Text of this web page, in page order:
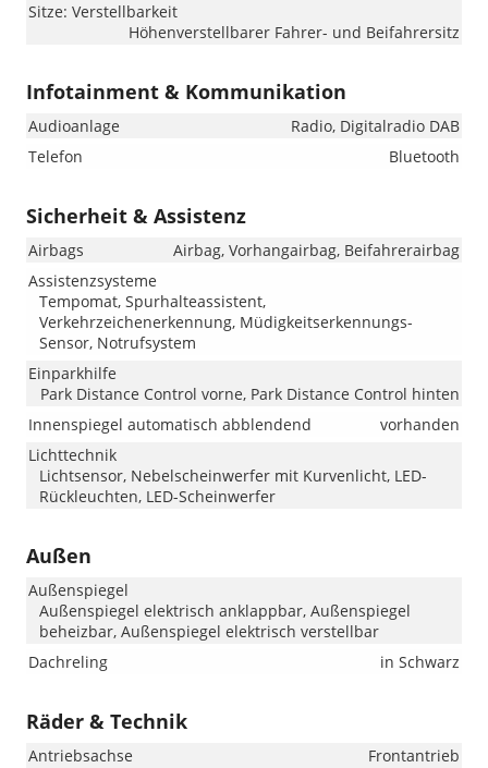
Sitze: Verstellbarkeit
Höhenverstellbarer Fahrer- und Beifahrersitz
Infotainment & Kommunikation
Audioanlage
Radio, Digitalradio DAB
Telefon
Bluetooth
Sicherheit & Assistenz
Airbags
Airbag, Vorhangairbag, Beifahrerairbag
Assistenzsysteme
Tempomat, Spurhalteassistent,
Verkehrzeichenerkennung, Müdigkeitserkennungs-
Sensor, Notrufsystem
Einparkhilfe
Park Distance Control vorne, Park Distance Control hinten
Innenspiegel automatisch abblendend
vorhanden
Lichttechnik
Lichtsensor, Nebelscheinwerfer mit Kurvenlicht, LED-
Rückleuchten, LED-Scheinwerfer
Außen
Außenspiegel
Außenspiegel elektrisch anklappbar, Außenspiegel
beheizbar, Außenspiegel elektrisch verstellbar
Dachreling
in Schwarz
Räder & Technik
Antriebsachse
Frontantrieb